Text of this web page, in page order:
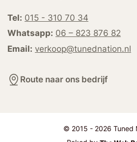
Tel: 015 - 310 70 34
Whatsapp: 06 – 823 876 82
Email: verkoop@tunednation.nl
Route naar ons bedrijf
© 2015 - 2026 Tuned